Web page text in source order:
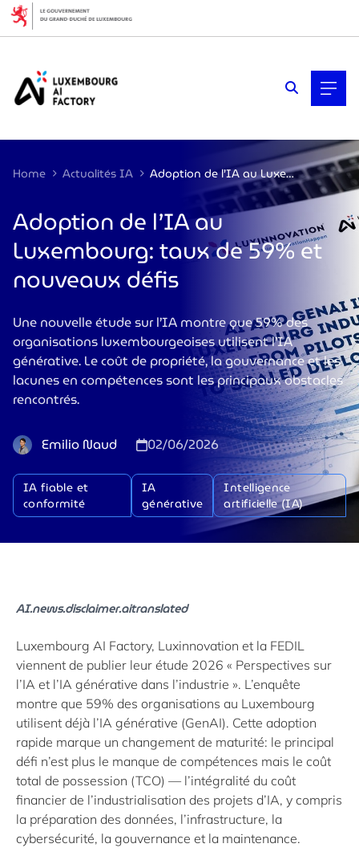
Home Actualités IA Adoption de l’IA au Luxembourg: taux de 59% et nouveaux défis
Adoption de l’IA au
Luxembourg: taux de 59% et
nouveaux défis
Une nouvelle étude sur l’IA montre que 59% des
organisations luxembourgeoises utilisent l’IA
générative. Le coût de propriété, la gouvernance et les
lacunes en compétences sont les principaux obstacles
rencontrés.
Emilio Naud 02/06/2026
IA fiable et
conformité
IA
générative
Intelligence
artificielle (IA)
AI.news.disclaimer.aitranslated
Luxembourg AI Factory, Luxinnovation et la FEDIL
viennent de publier leur étude 2026 « Perspectives sur
l’IA et l’IA générative dans l’industrie ». L’enquête
montre que 59% des organisations au Luxembourg
utilisent déjà l’IA générative (GenAI). Cette adoption
rapide marque un changement de maturité: le principal
défi n’est plus le manque de compétences mais le coût
total de possession (TCO) — l’intégralité du coût
financier de l’industrialisation des projets d’IA, y compris
la préparation des données, l’infrastructure, la
cybersécurité, la gouvernance et la maintenance.
Cookies management panel